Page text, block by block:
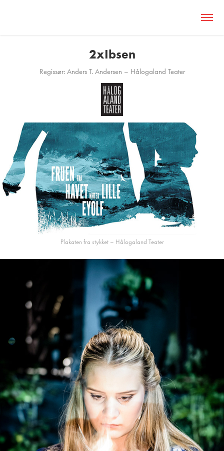
2xIbsen
Regissør: Anders T. Andersen – Hålogaland Teater
Plakaten fra stykket – Hålogaland Teater